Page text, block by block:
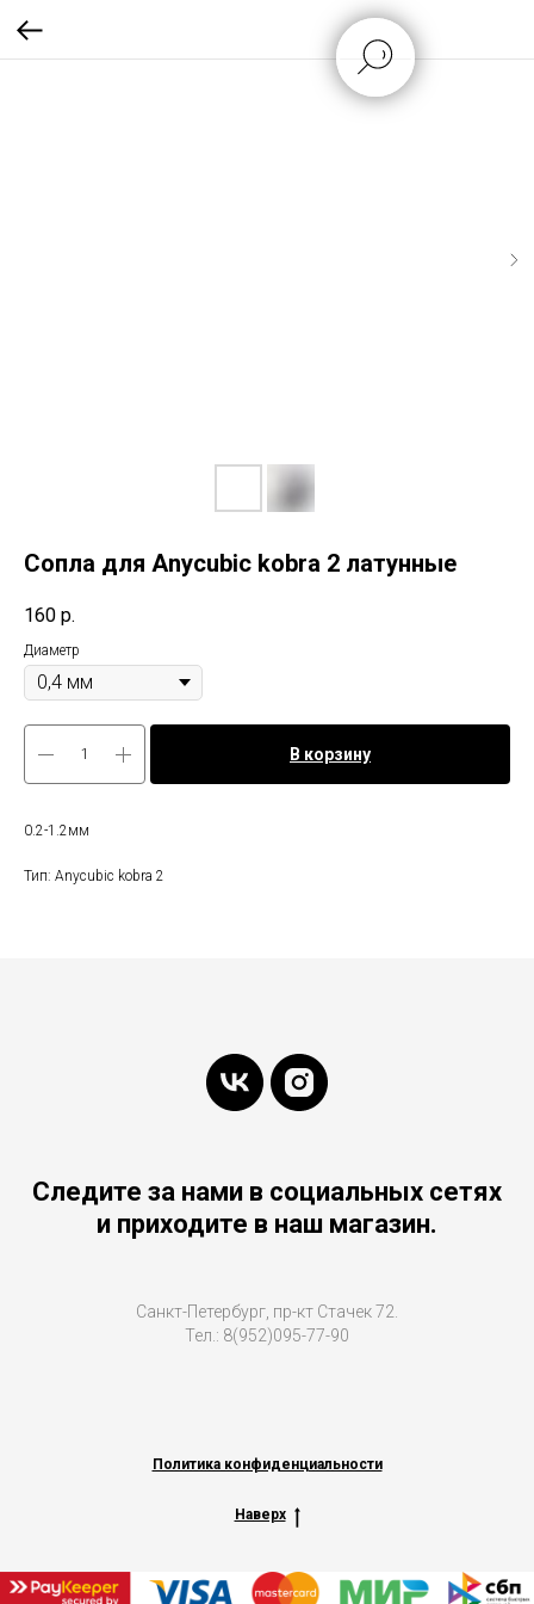
Сопла для Anycubic kobra 2 латунные
160 р.
Диаметр
В корзину
0.2-1.2мм
Тип: Anycubic kobra 2
Следите за нами в социальных сетях
и приходите в наш магазин.
Санкт-Петербург, пр-кт Стачек 72.
Тел.: 8(952)095-77-90
Политика конфиденциальности
Наверх